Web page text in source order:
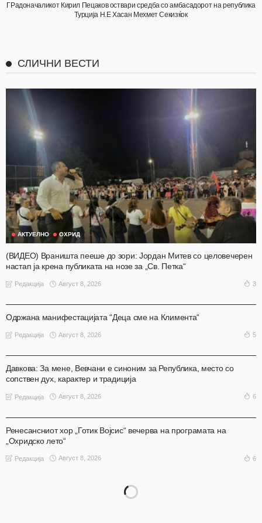
ГРадоначаликот Кирил Пецаков оствари средба со амбасадорот на република
Турција Н.Е Хасан Мехмет Секизќок
СЛИЧНИ ВЕСТИ
АКТУЕЛНО ОХРИД
(ВИДЕО) Враништа пееше до зори: Јордан Митев со целовечерен
настап ја крена публиката на нозе за „Св. Петка“
Редакција Август 8, 2026 3
Одржана манифестацијата “Деца сме на Климента“
Редакција Август 8, 2026 5
Давкова: За мене, Вевчани е синоним за Република, место со
сопствен дух, карактер и традиција
Редакција Август 8, 2026 6
Ренесансниот хор „Готик Војсис“ вечерва на програмата на
„Охридско лето“
Редакција Август 8, 2026 6